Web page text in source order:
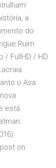
a
do
Ruim
/ FullHD / HD
o Asa
está
on